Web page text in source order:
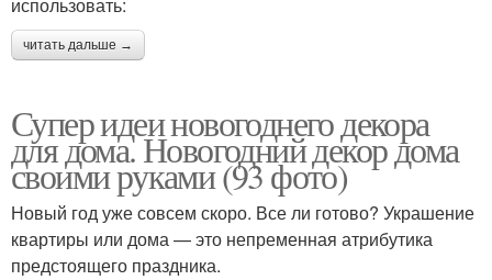
использовать:
читать дальше →
Супер идеи новогоднего декора
для дома. Новогодний декор дома
своими руками (93 фото)
Новый год уже совсем скоро. Все ли готово? Украшение
квартиры или дома — это непременная атрибутика
предстоящего праздника.